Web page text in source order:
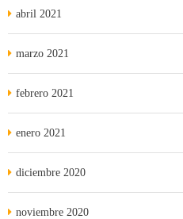
abril 2021
marzo 2021
febrero 2021
enero 2021
diciembre 2020
noviembre 2020